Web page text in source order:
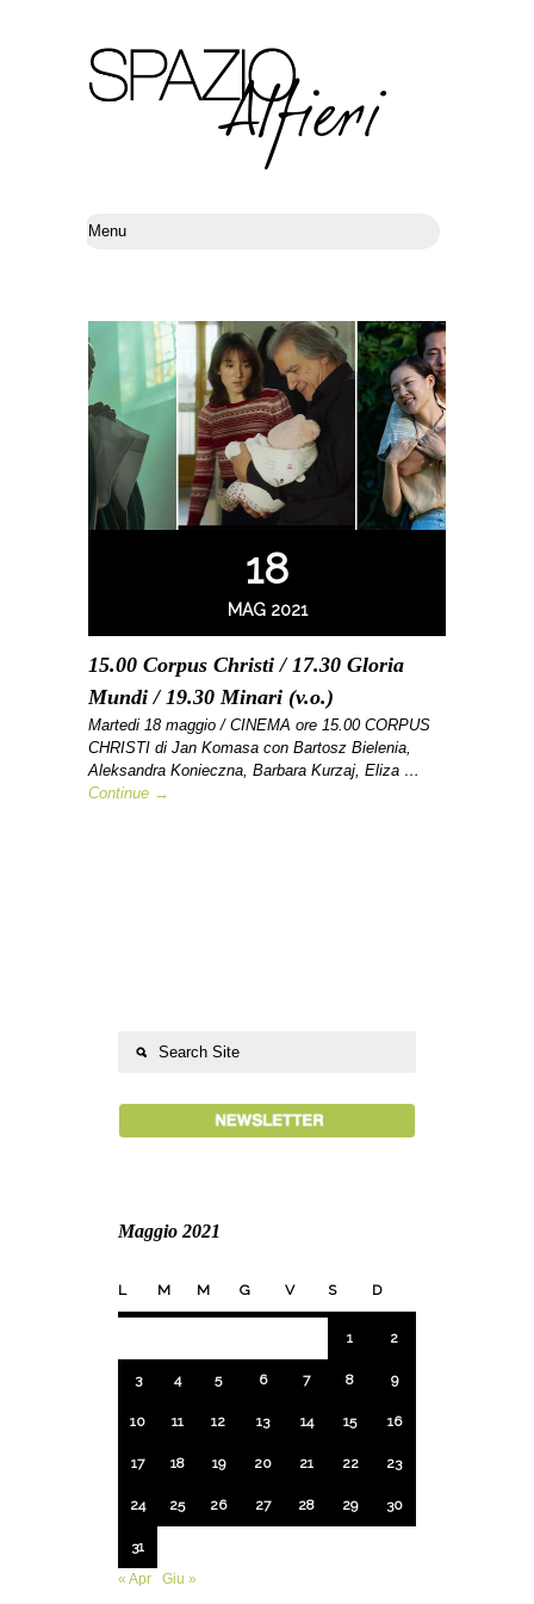
18
MAG 2021
15.00 Corpus Christi / 17.30 Gloria
Mundi / 19.30 Minari (v.o.)
Martedi 18 maggio / CINEMA ore 15.00 CORPUS
CHRISTI di Jan Komasa con Bartosz Bielenia,
Aleksandra Konieczna, Barbara Kurzaj, Eliza …
Continue →
Maggio 2021
L M M G V S D
1 2
3 4 5 6 7 8 9
10 11 12 13 14 15 16
17 18 19 20 21 22 23
24 25 26 27 28 29 30
31
« Apr
Giu »